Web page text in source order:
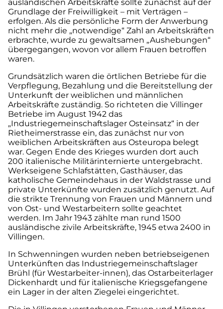
ausländischen Arbeitskräfte sollte zunächst auf der
Grundlage der Freiwilligkeit – mit Verträgen –
erfolgen. Als die persönliche Form der Anwerbung
nicht mehr die „notwendige“ Zahl an Arbeitskräften
erbrachte, wurde zu gewaltsamen „Aushebungen“
übergegangen, wovon vor allem Frauen betroffen
waren.
Grundsätzlich waren die örtlichen Betriebe für die
Verpflegung, Bezahlung und die Bereitstellung der
Unterkunft der weiblichen und männlichen
Arbeitskräfte zuständig. So richteten die Villinger
Betriebe im August 1942 das
„Industriegemeinschaftslager Osteinsatz“ in der
Rietheimerstrasse ein, das zunächst nur von
weiblichen Arbeitskräften aus Osteuropa belegt
war. Gegen Ende des Krieges wurden dort auch
200 italienische Militärinternierte untergebracht.
Werkseigene Schlafstätten, Gasthäuser, das
katholische Gemeindehaus in der Waldstrasse und
private Unterkünfte wurden zusätzlich genutzt. Auf
die strikte Trennung von Frauen und Männern und
von Ost- und Westarbeitern sollte geachtet
werden. Im Jahr 1943 zählte man rund 1500
ausländische zivile Arbeitskräfte, 1945 etwa 2400 in
Villingen.
In Schwenningen wurden neben betriebseigenen
Unterkünften das Industriegemeinschaftslager
Brühl (für Westarbeiter-innen), das Ostarbeiterlager
Dickenhardt und für italienische Kriegsgefangene
ein Lager in der alten Ziegelei eingerichtet.